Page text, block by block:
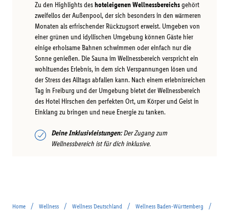
Zu den Highlights deshoteleigenen Wellnessbereichsgehört
zweifellos der Außenpool, der sich besonders in den wärmeren
Monaten als erfrischender Rückzugsort erweist. Umgeben von
einer grünen und idyllischen Umgebung können Gäste hier
einige erholsame Bahnen schwimmen oder einfach nur die
Sonne genießen. Die Sauna im Wellnessbereich verspricht ein
wohltuendes Erlebnis, in dem sich Verspannungen lösen und
der Stress des Alltags abfallen kann. Nach einem erlebnisreichen
Tag in Freiburg und der Umgebung bietet der Wellnessbereich
des Hotel Hirschen den perfekten Ort, um Körper und Geist in
Einklang zu bringen und neue Energie zu tanken.
Deine Inklusivleistungen:Der Zugang zum
Wellnessbereich ist für dich inklusive.
Home / Wellness / Wellness Deutschland / Wellness Baden-Württemberg /